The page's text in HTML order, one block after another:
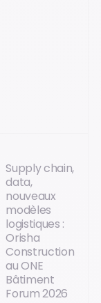
Supply chain,
data,
nouveaux
modèles
logistiques :
Orisha
Construction
au ONE
Bâtiment
Forum 2026